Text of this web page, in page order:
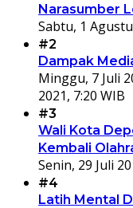
Narasumber
Sabtu, 1
#2
Dampak
Minggu, 7 Juli
2021, 7:20 WIB
#3
Wali Kota
Kembali
Senin, 29 Juli
#4
Latih Mental